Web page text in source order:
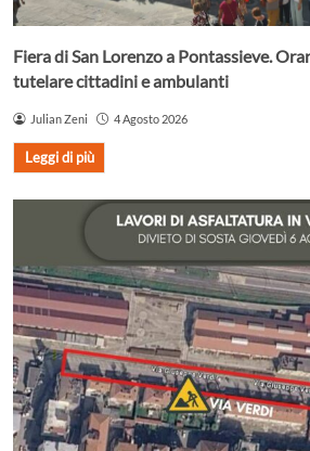
Fiera di San Lorenzo a Pontassieve.
tutelare cittadini e ambulanti
Julian Zeni 4 Agosto 2026
Leggi di più